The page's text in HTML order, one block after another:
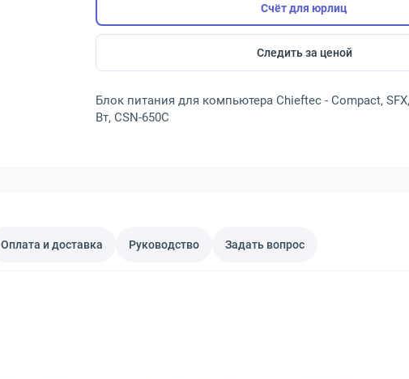
Счёт для юрлиц
Следить за ценой
Блок питания для компьютера Chieftec - Compact,
Вт, CSN-650C
Оплата и доставка Руководство Задать вопрос